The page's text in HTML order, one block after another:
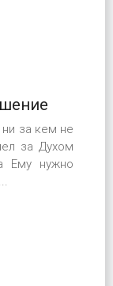
ни за кем не
за Духом
Ему нужно